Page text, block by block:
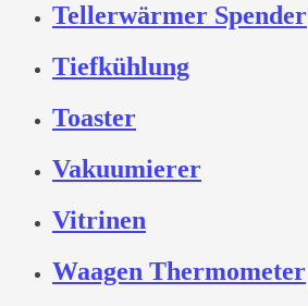
Tellerwärmer Spender
Tiefkühlung
Toaster
Vakuumierer
Vitrinen
Waagen Thermometer